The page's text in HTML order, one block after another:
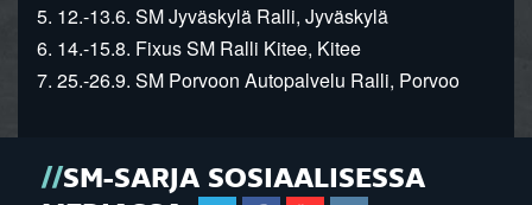
5. 12.-13.6. SM Jyväskylä Ralli, Jyväskylä
6. 14.-15.8. Fixus SM Ralli Kitee, Kitee
7. 25.-26.9. SM Porvoon Autopalvelu Ralli, Porvoo
SM-SARJA SOSIAALISESSA